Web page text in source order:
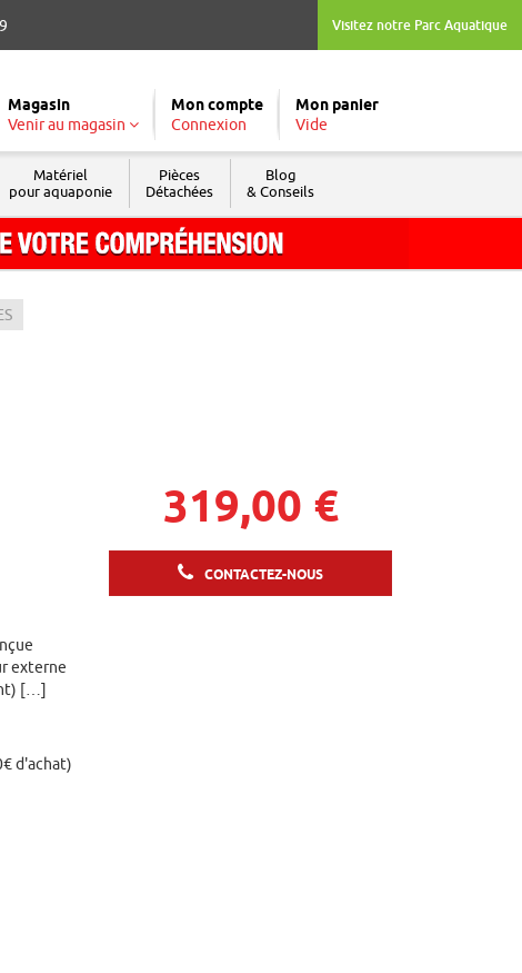
Visitez notre Parc Aquatique
Magasin
Venir au magasin
Mon compte
Connexion
Mon panier
Vide
Matériel
pour aquaponie
Pièces
Détachées
Blog
& Conseils
externe
[…]
d'achat)
319,00 €
CONTACTEZ-NOUS